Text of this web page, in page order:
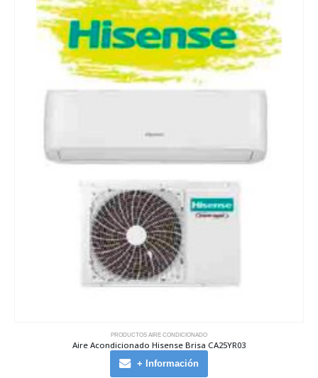
PRODUCTOS AIRE CONDICIONADO
Aire Acondicionado Hisense Brisa CA25YR03
+ Información